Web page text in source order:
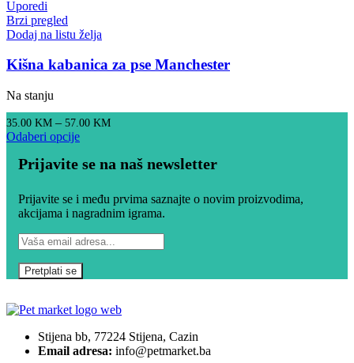
Uporedi
Brzi pregled
Dodaj na listu želja
Kišna kabanica za pse Manchester
Na stanju
35.00 KM – 57.00 KM
Odaberi opcije
Prijavite se na naš newsletter
Prijavite se i među prvima saznajte o novim proizvodima,
akcijama i nagradnim igrama.
Stijena bb, 77224 Stijena, Cazin
Email adresa: info@petmarket.ba